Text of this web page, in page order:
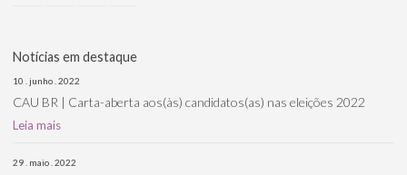
Notícias em destaque
10 . junho . 2022
CAU BR | Carta-aberta aos(às) candidatos(as) nas eleições 2022
Leia mais
29 . maio . 2022